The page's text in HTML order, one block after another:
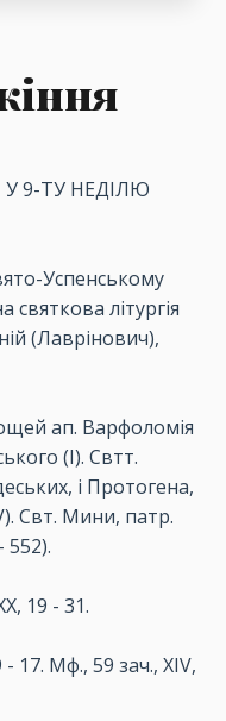
У 9-ТУ НЕДІЛЮ
Успенському
літургія
(Лаврінович),
ап. Варфоломія
(І). Свтт.
і Протогена,
Свт. Мини, патр.
552).
19 - 31.
17. Мф., 59 зач., XIV,